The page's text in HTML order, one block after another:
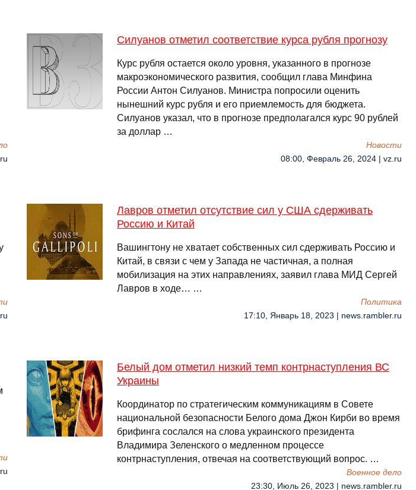
Силуанов отметил соответствие курса рубля прогнозу
Курс рубля остается около уровня, указанного в прогнозе
макроэкономического развития, сообщил глава Минфина
России Антон Силуанов. Министра попросили оценить
нынешний курс рубля и его приемлемость для бюджета.
Силуанов указал, что в прогнозе предполагался курс 90 рублей
за доллар …
Новости
08:00, Февраль 26, 2024 | vz.ru
Лавров отметил отсутствие сил у США сдерживать
Россию и Китай
Вашингтону не хватает собственных сил сдерживать Россию и
Китай, в связи с чем у Запада не частичная, а полная
мобилизация на этих направлениях, заявил глава МИД Сергей
Лавров в ходе… …
Политика
17:10, Январь 18, 2023 | news.rambler.ru
Белый дом отметил низкий темп контрнаступления ВС
Украины
Координатор по стратегическим коммуникациям в Совете
национальной безопасности Белого дома Джон Кирби во время
брифинга сослался на слова украинского президента
Владимира Зеленского о медленном процессе
контрнаступления, отвечая на соответствующий вопрос. …
Военное дело
23:30, Июль 26, 2023 | news.rambler.ru